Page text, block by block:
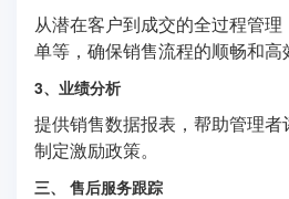
从潜在客户到成交的全过程管
单等，确保销售流程的顺畅和高
3、业绩分析
提供销售数据报表，帮助管理者
制定激励政策。
三、 售后服务跟踪